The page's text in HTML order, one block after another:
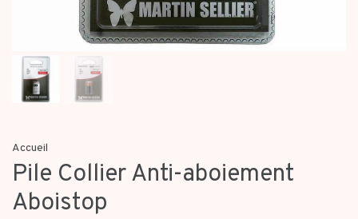
Accueil
Pile Collier Anti-aboiement
Aboistop